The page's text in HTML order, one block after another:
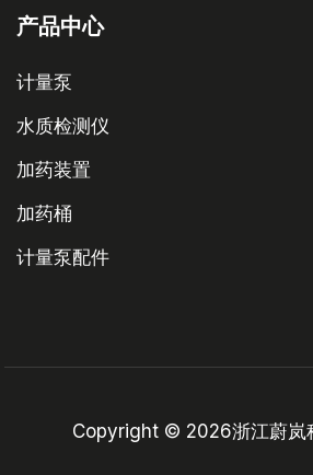
产品中心
计量泵
水质检测仪
加药装置
加药桶
计量泵配件
Copyright © 2026浙江蔚岚